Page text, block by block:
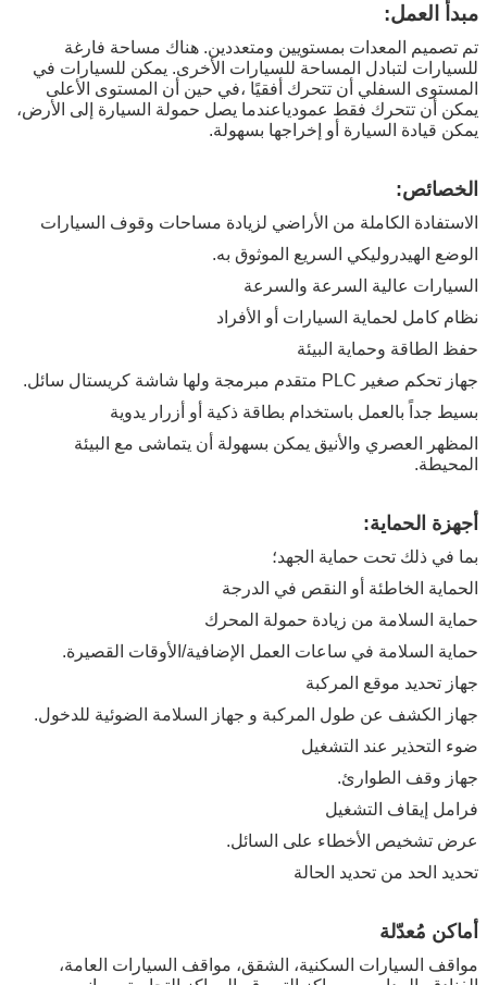
مبدأ العمل:
تم تصميم المعدات بمستويين ومتعددين. هناك مساحة فارغة
للسيارات لتبادل المساحة للسيارات الأخرى. يمكن للسيارات في
المستوى السفلي أن تتحرك أفقيًا ،في حين أن المستوى الأعلى
يمكن أن تتحرك فقط عمودياعندما يصل حمولة السيارة إلى الأرض،
يمكن قيادة السيارة أو إخراجها بسهولة.
الخصائص:
الاستفادة الكاملة من الأراضي لزيادة مساحات وقوف السيارات
الوضع الهيدروليكي السريع الموثوق به.
السيارات عالية السرعة والسرعة
نظام كامل لحماية السيارات أو الأفراد
حفظ الطاقة وحماية البيئة
جهاز تحكم صغير PLC متقدم مبرمجة ولها شاشة كريستال سائل.
بسيط جداً بالعمل باستخدام بطاقة ذكية أو أزرار يدوية
المظهر العصري والأنيق يمكن بسهولة أن يتماشى مع البيئة
المحيطة.
أجهزة الحماية:
بما في ذلك تحت حماية الجهد؛
الحماية الخاطئة أو النقص في الدرجة
حماية السلامة من زيادة حمولة المحرك
حماية السلامة في ساعات العمل الإضافية/الأوقات القصيرة.
جهاز تحديد موقع المركبة
جهاز الكشف عن طول المركبة و جهاز السلامة الضوئية للدخول.
ضوء التحذير عند التشغيل
جهاز وقف الطوارئ.
فرامل إيقاف التشغيل
عرض تشخيص الأخطاء على السائل.
تحديد الحد من تحديد الحالة
أماكن مُعدّلة
مواقف السيارات السكنية، الشقق، مواقف السيارات العامة،